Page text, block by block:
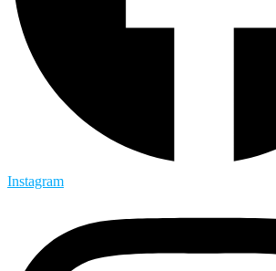
Instagram